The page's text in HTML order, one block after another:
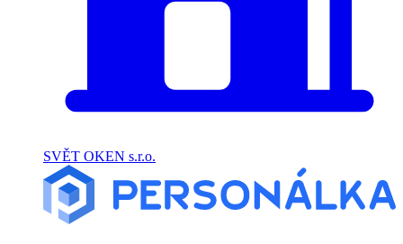
SVĚT OKEN s.r.o.